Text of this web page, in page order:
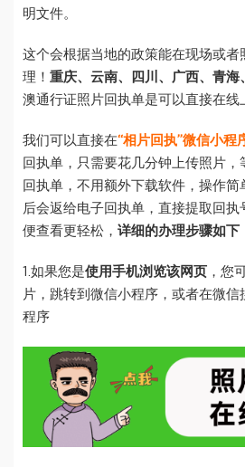
明文件。
这个会根据当地的政策能在现场或者
理！ 重庆、云南、四川、广西、青海
澳通行证照片回执单是可以直接在线
我们可以直接在“相片回执”微信小程
回执单，只需要花几分钟上传照片，
回执单，不用额外下载软件，操作简
后会返给电子回执单，直接提取回
便查看更轻松， 详细的办理步骤如下
1.如果您是使用手机浏览该网页 ，您
片，跳转到微信小程序，或者在微信
程序